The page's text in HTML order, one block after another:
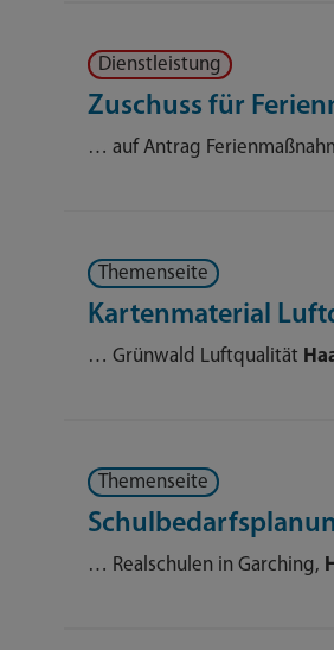
Dienstleistung
Zuschuss für
… auf Antrag
Themenseite
Kartenmaterial
… Grünwald Luftqualität
Themenseite
… Realschulen in Garching,